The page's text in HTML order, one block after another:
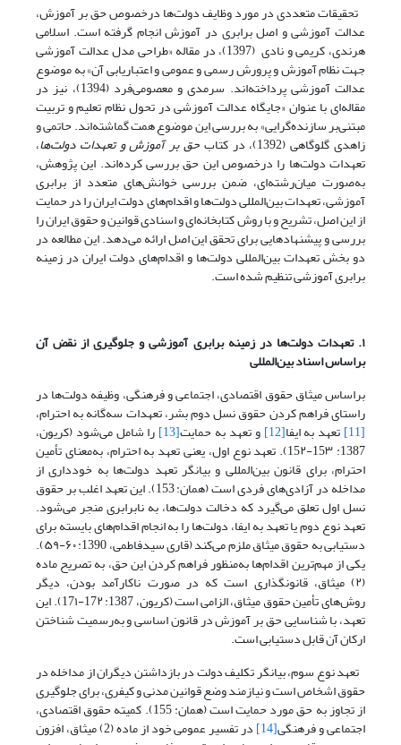
تحقیقات متعددی در مورد وظایف دولت‌ها درخصوص حق بر آموزش،
عدالت آموزشی و اصل برابری در آموزش انجام گرفته است. اسلامی
هرندی، کریمی و نادی (1397)، در مقاله‌ «طراحی مدل عدالت آموزشی
جهت نظام آموزش و پرورش رسمی و عمومی و اعتباریابی آن» به موضوع
عدالت آموزشی پرداخته‌اند. سرمدی و معصومی‌فرد (1394)، نیز در
مقاله‌ای با عنوان «جایگاه عدالت آموزشی در تحول نظام تعلیم و تربیت
مبتنی‌بر سازنده‌گرایی» به بررسی این موضوع همت گماشته‌اند. حاتمی و
زاهدی گلوگاهی (1392)، در کتاب حق بر آموزش و تعهدات دولت‌ها،
تعهدات دولت‌ها را درخصوص این حق بررسی کرده‌اند. این پژوهش،
به‌صورت میان‌رشته‌ای، ضمن بررسی خوانش‌های متعدد از برابری
آموزشی، تعهدات بین‌المللی دولت‌ها و اقدام‌های دولت ایران را در حمایت
از این اصل، تشریح و با روش کتابخانه‌ای و اسنادی قوانین و حقوق ایران را
بررسی و پیشنهادهایی برای تحقق این اصل ارائه می‌دهد. این مطالعه در
دو بخش تعهدات بین‌المللی دولت‌ها و اقدام‌های دولت ایران در زمینه‌
برابری آموزشی تنظیم شده است.
۱. تعهدات دولت‌ها در زمینه‌ برابری آموزشی و جلوگیری از نقض آن
براساس اسناد بین‌المللی
براساس میثاق حقوق اقتصادی، اجتماعی و فرهنگی، وظیفه‌ دولت‌ها در
راستای فراهم کردن حقوق نسل دوم بشر، تعهدات سه‌گانه‌ به احترام،
[11] تعهد به ایفا[12] و تعهد به حمایت[13] را شامل می‌شود (کریون،
1387: 15۳-15۲). تعهد نوع اول، یعنی تعهد به احترام، به‌معنای تأمین
احترام، برای قانون بین‌المللی و بیانگر تعهد دولت‌ها به خودداری از
مداخله در آزادی‌های فردی است (همان: 153). این تعهد اغلب بر حقوق
نسل اول تعلق می‌گیرد که دخالت دولت‌ها، به نابرابری منجر می‌شود.
تعهد نوع دوم یا تعهد به ایفا، دولت‌ها را به انجام اقدام‌های بایسته برای
دستیابی به حقوق میثاق ملزم می‌‌کند (قاری سیدفاطمی، 1390: ۶۰-۵۹).
یکی از مهم‌ترین اقدام‌ها به‌منظور فراهم کردن این حق، به تصریح ماده‌
(۲) میثاق، قانونگذاری است که در صورت ناکارآمد بودن، دیگر
روش‌های تأمین حقوق میثاق، الزامی است (کریون، 1387: 17۲-17۱). این
تعهد، با شناسایی حق بر آموزش در قانون اساسی و به‌رسمیت شناختن
ارکان آن قابل دستیابی است.
تعهد نوع سوم، بیانگر تکلیف دولت در بازداشتن دیگران از مداخله در
حقوق اشخاص است و نیازمند وضع قوانین مدنی و کیفری، برای جلوگیری
از تجاوز به حق مورد حمایت است (همان: 155). کمیته‌ حقوق اقتصادی،
اجتماعی و فرهنگی[14] در تفسیر عمومی خود از ماده‌ (2) میثاق، افزون